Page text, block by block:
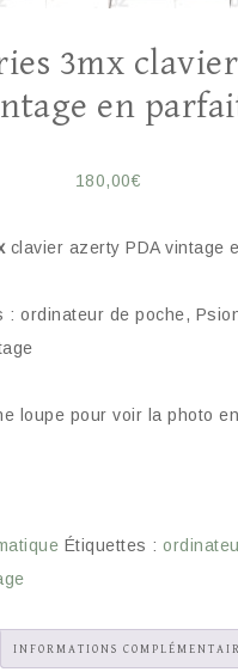
3mx
en
180,00€
clavier azerty PDA vintage
: ordinateur de poche,
loupe pour voir la photo
Étiquettes :
INFORMATIONS